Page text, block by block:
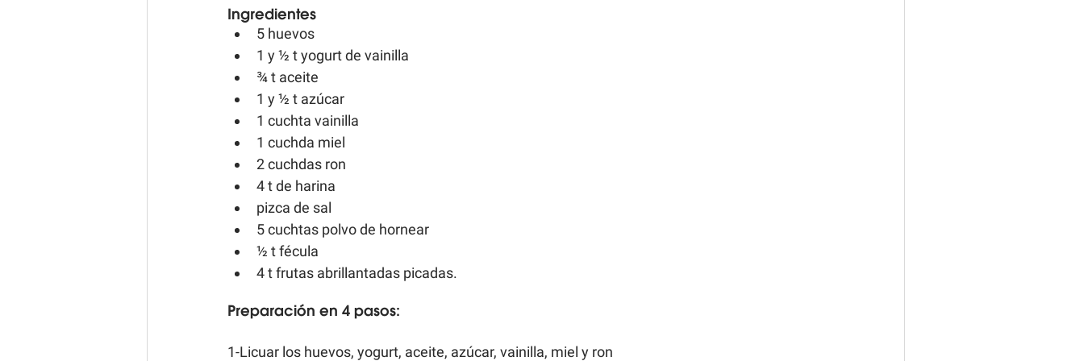
Ingredientes
5 huevos
1 y ½ t yogurt de vainilla
¾ t aceite
1 y ½ t azúcar
1 cuchta vainilla
1 cuchda miel
2 cuchdas ron
4 t de harina
pizca de sal
5 cuchtas polvo de hornear
½ t fécula
4 t frutas abrillantadas picadas.
Preparación en 4 pasos:
1-Licuar los huevos, yogurt, aceite, azúcar, vainilla, miel y ron